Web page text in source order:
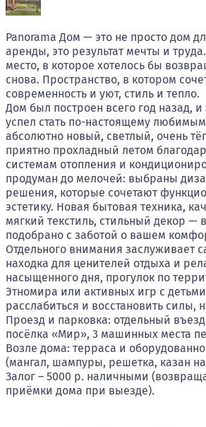
Panorama Дом — это не просто дом
аренды, это результат мечты и
место, в которое хотелось бы
снова. Пространство, в котором
современность и уют, стиль и тепло.
Дом был построен всего год назад, и
успел стать по-настоящему любимым
абсолютно новый, светлый, очень
приятно прохладный летом
системам отопления и
продуман до мелочей: выбраны
решения, которые сочетают
эстетику. Новая бытовая техника,
мягкий текстиль, стильный декор —
подобрано с заботой о вашем
Отдельного внимания заслуживает
находка для ценителей отдыха и
насыщенного дня, прогулок по
Этномира или активных игр с
расслабиться и восстановить силы,
Проезд и парковка: отдельный
посёлка «Мир», 3 машинных места
Возле дома: терраса и
(мангал, шампуры, решетка, казан на
Залог – 5000 р. наличными
приёмки дома при выезде).